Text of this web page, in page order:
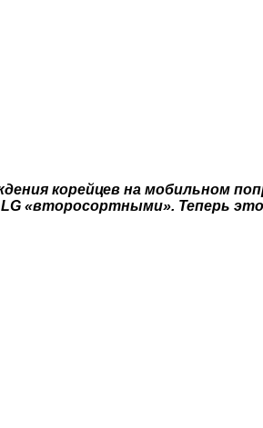
корейцев на мобильном
«второсортными». Теперь